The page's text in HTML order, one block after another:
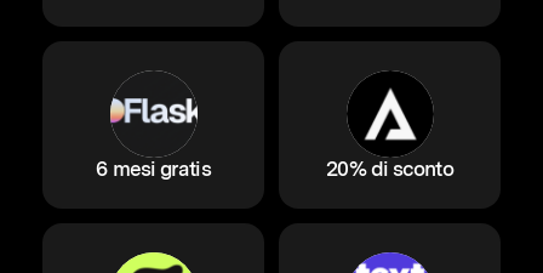
6 mesi gratis 20% di sconto